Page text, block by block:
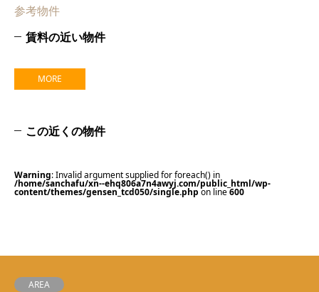
参考物件
賃料の近い物件
MORE
この近くの物件
Warning: Invalid argument supplied for foreach() in
/home/sanchafu/xn--ehq806a7n4awyj.com/public_html/wp-
content/themes/gensen_tcd050/single.php on line600
AREA